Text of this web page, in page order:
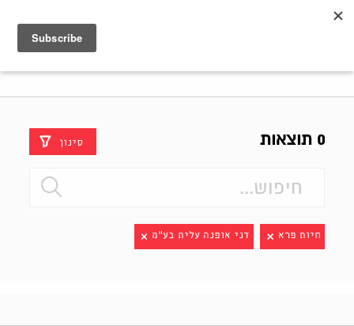
0 תוצאות סינון
חיות פרא דני אופנה עלית בע"מ